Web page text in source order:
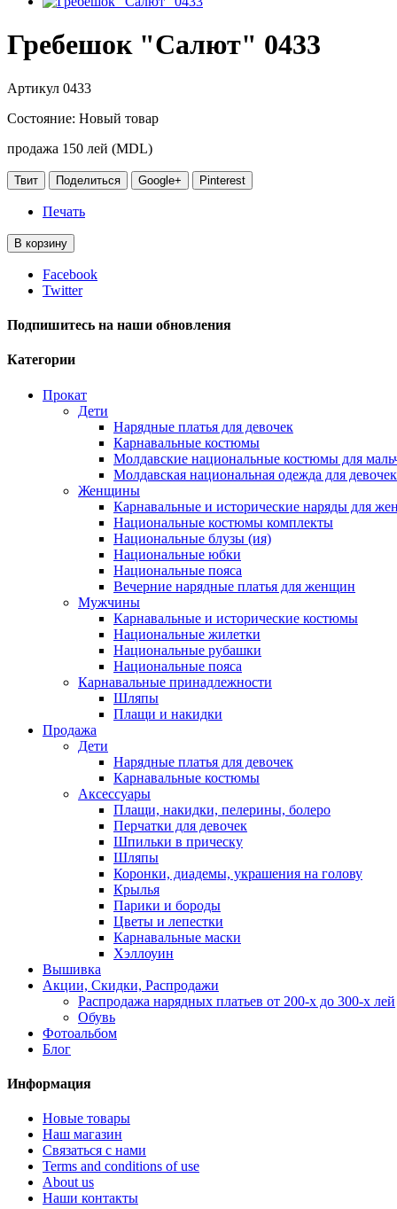
Гребешок "Салют" 0433
Артикул 0433
Состояние: Новый товар
продажа 150 лей (MDL)
Твит Поделиться Google+ Pinterest
Печать
В корзину
Facebook
Twitter
Подпишитесь на наши обновления
Категории
Прокат
Дети
Нарядные платья для девочек
Карнавальные костюмы
Молдавские национальные костюмы для
Молдавская национальная одежда для девочек
Женщины
Карнавальные и исторические наряды для
Национальные костюмы комплекты
Национальные блузы (ия)
Национальные юбки
Национальные пояса
Вечерние нарядные платья для женщин
Мужчины
Карнавальные и исторические костюмы
Национальные жилетки
Национальные рубашки
Национальные пояса
Карнавальные принадлежности
Шляпы
Плащи и накидки
Продажа
Дети
Нарядные платья для девочек
Карнавальные костюмы
Аксессуары
Плащи, накидки, пелерины, болеро
Перчатки для девочек
Шпильки в прическу
Шляпы
Коронки, диадемы, украшения на голову
Крылья
Парики и бороды
Цветы и лепестки
Карнавальные маски
Хэллоуин
Вышивка
Акции, Скидки, Распродажи
Распродажа нарядных платьев от 200-х до 300-х лей
Обувь
Фотоальбом
Блог
Информация
Новые товары
Наш магазин
Связаться с нами
Terms and conditions of use
About us
Наши контакты